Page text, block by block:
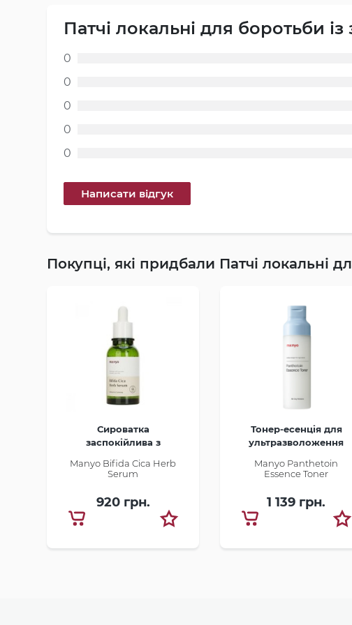
Патчі локальні для боротьби
0
0
0
0
0
Покупці, які придбали Патчі локальні
Сироватка
заспокійлива з
біфідобактеріями
Manyo Bifida Cica Herb
Serum
920 грн.
Тонер-есенція для
ультразволоження
Manyo Panthetoin
Essence Toner
1 139 грн.